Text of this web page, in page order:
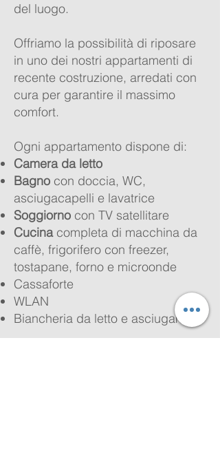
del luogo.
Offriamo la possibilità di riposare
in uno dei nostri appartamenti di
recente costruzione, arredati con
cura per garantire il massimo
comfort.
Ogni appartamento dispone di:
Camera da letto
Bagno con doccia, WC,
asciugacapelli e lavatrice
Soggiorno con TV satellitare
Cucina completa di macchina da
caffè, frigorifero con freezer,
tostapane, forno e microonde
Cassaforte
WLAN
Biancheria da letto e asciugamani